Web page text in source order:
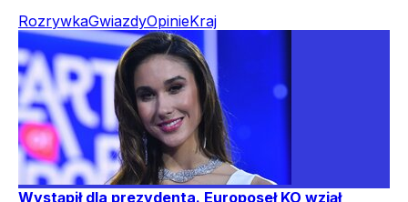
RozrywkaGwiazdyOpinieKraj
Wystąpił dla prezydenta. Europoseł KO wziął